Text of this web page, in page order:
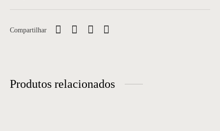
Compartilhar
Produtos relacionados